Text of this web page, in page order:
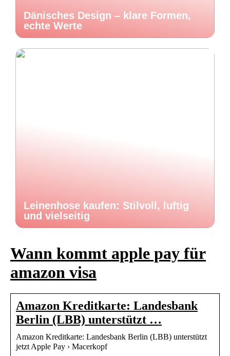
Dänisches Design – klare Formen,
echte Werte
Leinenhose kaufen: Stilvoll, luftig
und vielseitig
Wann kommt apple pay für
amazon visa
Amazon Kreditkarte: Landesbank
Berlin (LBB) unterstützt …
Amazon Kreditkarte: Landesbank Berlin (LBB) unterstützt
jetzt Apple Pay › Macerkopf